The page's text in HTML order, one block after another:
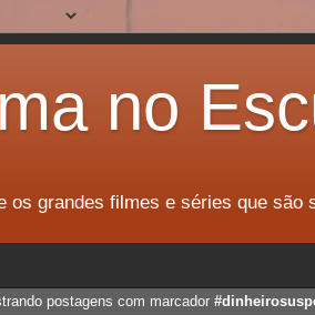
no
os grandes filmes e séries que
postagens com marcador